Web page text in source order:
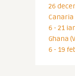
26
Canaria
6 - 21
Ghana
6 - 19